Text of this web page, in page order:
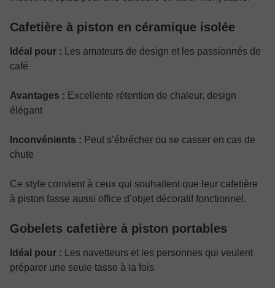
Cafetière à piston en céramique isolée
Idéal pour : Les amateurs de design et les passionnés de
café
Avantages : Excellente rétention de chaleur, design
élégant
Inconvénients : Peut s’ébrécher ou se casser en cas de
chute
Ce style convient à ceux qui souhaitent que leur cafetière
à piston fasse aussi office d’objet décoratif fonctionnel.
Gobelets cafetière à piston portables
Idéal pour : Les navetteurs et les personnes qui veulent
préparer une seule tasse à la fois